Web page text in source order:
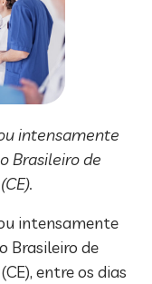
intensamente
Brasileiro de
intensamente
Brasileiro de
entre os dias